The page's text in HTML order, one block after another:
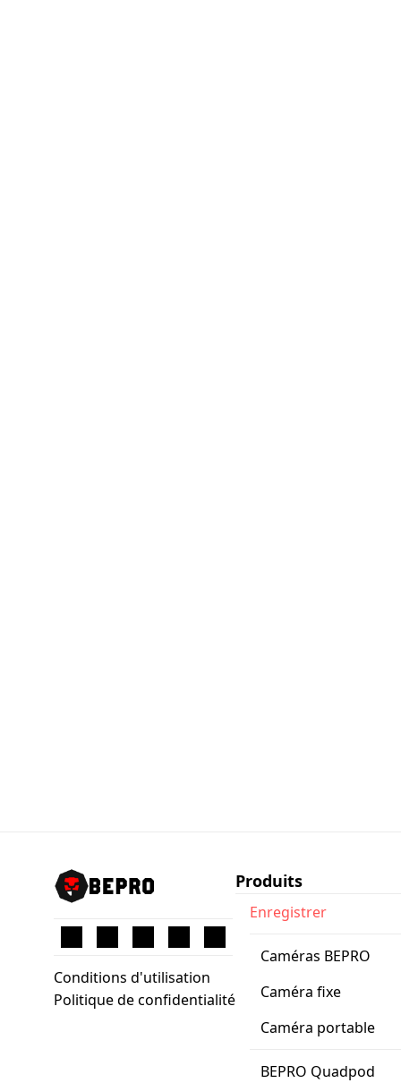
Conditions d'utilisation
Politique de confidentialité
Produits
Enregistrer
Caméras BEPRO
Caméra fixe
Caméra portable
BEPRO Quadpod